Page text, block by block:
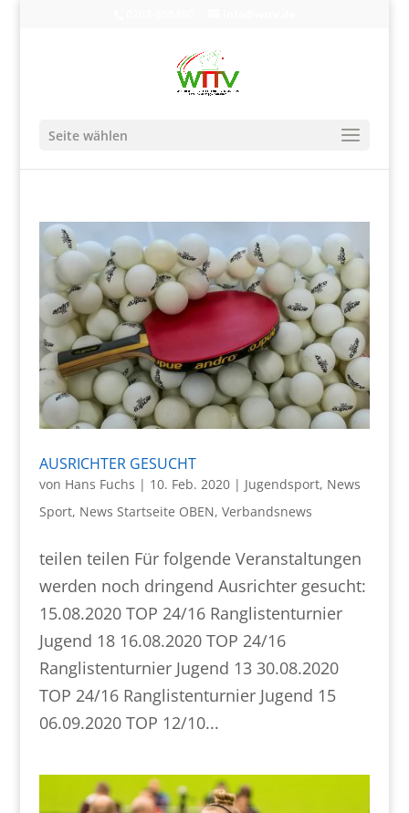
Seite wählen
AUSRICHTER GESUCHT
von Hans Fuchs | 10. Feb. 2020| Jugendsport, News
Sport, News Startseite OBEN, Verbandsnews
teilen teilen Für folgende Veranstaltungen
werden noch dringend Ausrichter gesucht:
15.08.2020 TOP 24/16 Ranglistenturnier
Jugend 18 16.08.2020 TOP 24/16
Ranglistenturnier Jugend 13 30.08.2020
TOP 24/16 Ranglistenturnier Jugend 15
06.09.2020 TOP 12/10...